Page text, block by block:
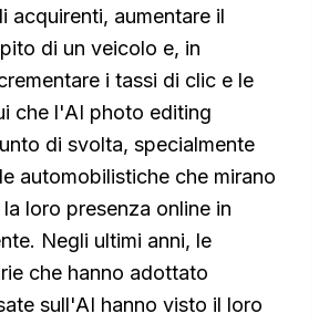
acquirenti, aumentare il
di un veicolo e, in
i tassi di clic e le
che l'AI photo editing
di svolta, specialmente
automobilistiche che mirano
loro presenza online in
Negli ultimi anni, le
che hanno adottato
sull'AI hanno visto il loro